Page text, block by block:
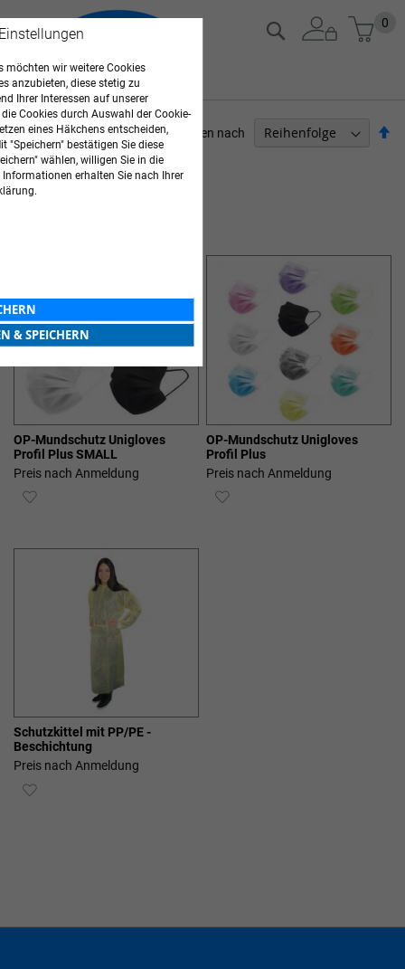
Zum
Inhalt
0
Suche
3Elemente
Sortieren nach
OP-Mundschutz Unigloves
Profil Plus SMALL
Preis nach Anmeldung
ZUR
HINZUFÜGEN
OP-Mundschutz Unigloves
Profil Plus
Preis nach Anmeldung
ZUR
Schutzkittel mit PP/PE -
Beschichtung
Preis nach Anmeldung
ZUR
PFLEGEBEDARF
möchten wir weitere Cookies
anzubieten, diese stetig zu
Ihrer Interessen auf unserer
Cookies durch Auswahl der Cookie-
eines Häkchens entscheiden,
"Speichern" bestätigen Sie diese
wählen, willigen Sie in die
erhalten Sie nach Ihrer
& SPEICHERN